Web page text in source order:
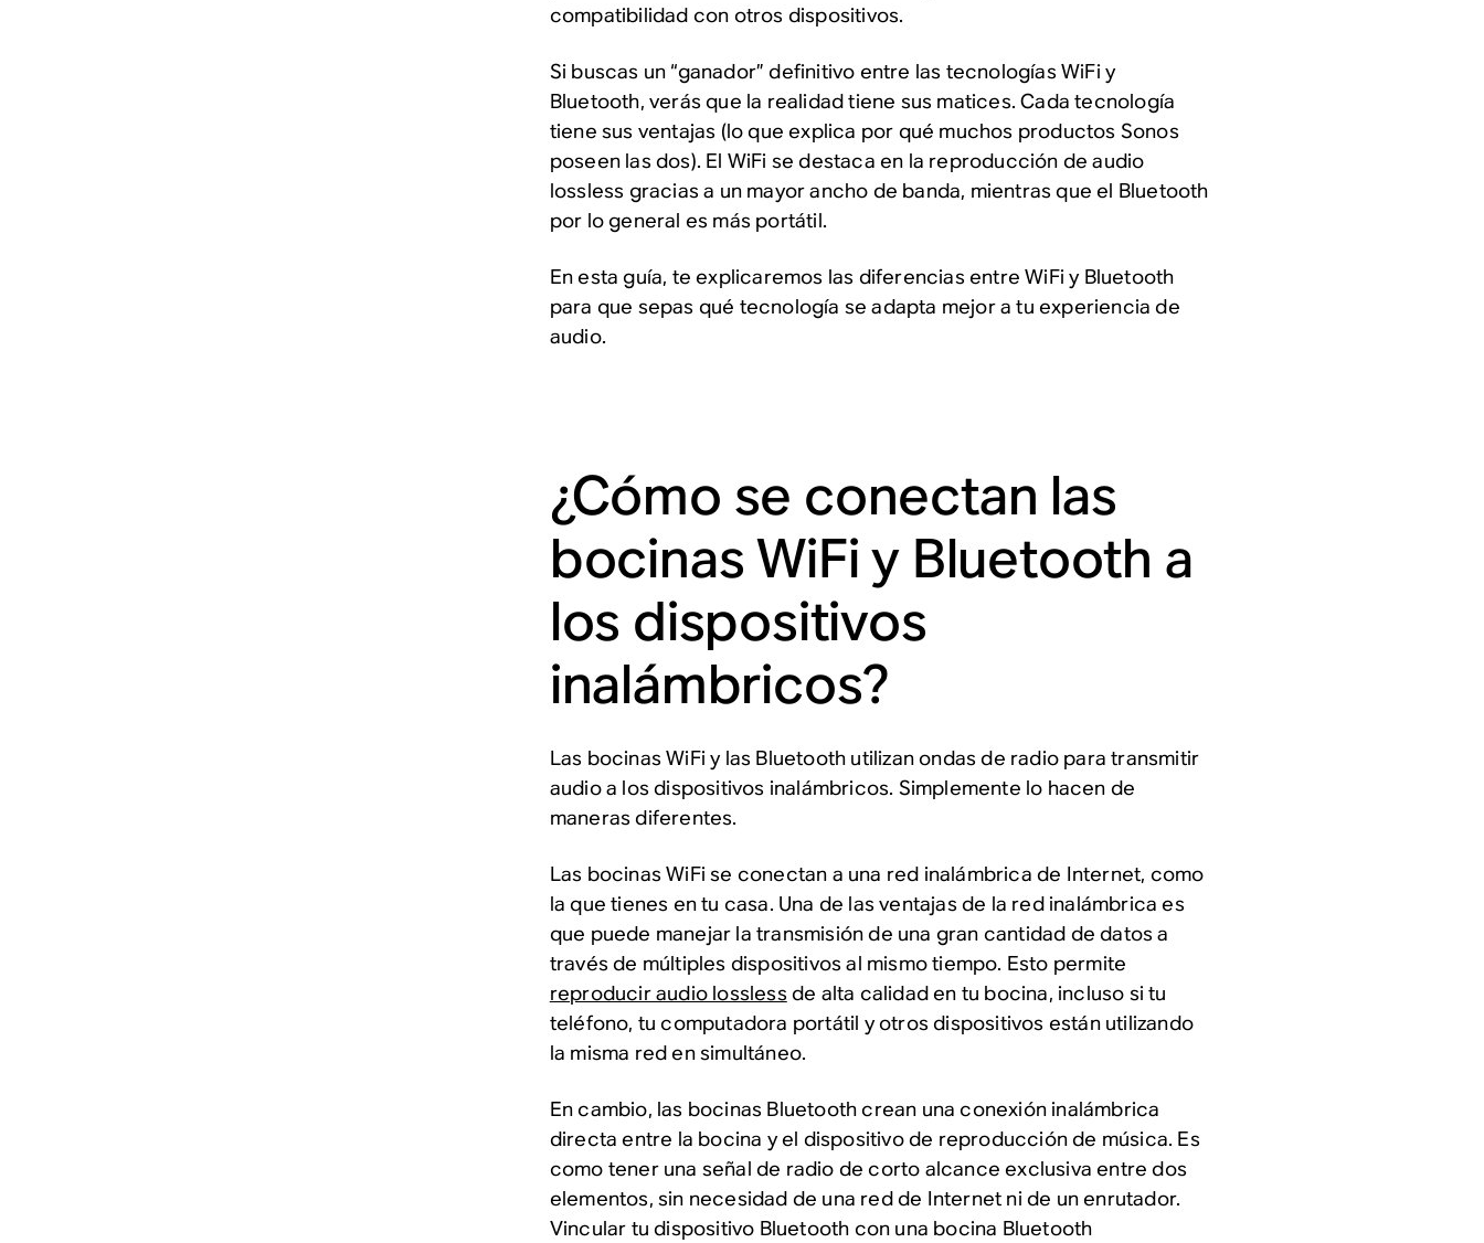
compatibilidad con otros dispositivos.
Si buscas un “ganador” definitivo entre las tecnologías WiFi y
Bluetooth, verás que la realidad tiene sus matices. Cada tecnología
tiene sus ventajas (lo que explica por qué muchos productos Sonos
poseen las dos). El WiFi se destaca en la reproducción de audio
lossless gracias a un mayor ancho de banda, mientras que el Bluetooth
por lo general es más portátil.
En esta guía, te explicaremos las diferencias entre WiFi y Bluetooth
para que sepas qué tecnología se adapta mejor a tu experiencia de
audio.
¿Cómo se conectan las
bocinas WiFi y Bluetooth a
los dispositivos
inalámbricos?
Las bocinas WiFi y las Bluetooth utilizan ondas de radio para transmitir
audio a los dispositivos inalámbricos. Simplemente lo hacen de
maneras diferentes.
Las bocinas WiFi se conectan a una red inalámbrica de Internet, como
la que tienes en tu casa. Una de las ventajas de la red inalámbrica es
que puede manejar la transmisión de una gran cantidad de datos a
través de múltiples dispositivos al mismo tiempo. Esto permite
reproducir audio lossless de alta calidad en tu bocina, incluso si tu
teléfono, tu computadora portátil y otros dispositivos están utilizando
la misma red en simultáneo.
En cambio, las bocinas Bluetooth crean una conexión inalámbrica
directa entre la bocina y el dispositivo de reproducción de música. Es
como tener una señal de radio de corto alcance exclusiva entre dos
elementos, sin necesidad de una red de Internet ni de un enrutador.
Vincular tu dispositivo Bluetooth con una bocina Bluetooth